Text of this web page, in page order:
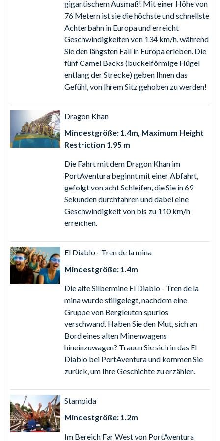
Kingdom of Cambodia, wo ein interaktives Flussabenteuer
für die ganze Familie auf Sie wartet. Steigen Sie am Tempel
in Ihr Boot, begeben Sie sich auf eine wasserreiche Reise
durch den Dschungel und feuern Sie mit Wasserwerfern auf
Pythonschlangen, Affen und Tiger, die sich Ihnen in den Weg
stellen. Verfehlen Sie nicht Ihr Ziel, sonst werden Sie nicht
durchgelassen. Ganz am Ende steht eine Seeschlacht an –
wer wird gewinnen?
Jüngere Kinder werden SésamoAventura lieben – hier
warten zahlreiche Attraktionen, Spiele und Rides, die von
der Sesamstraße inspiriert sind. In diesem
familienfreundlichen Bereich können Sie Ihre
einen faszinierenden Rundflug hoch über SésamoAventura
mit Coco Piloto antreten. Zu bestimmten Tageszeiten
werden Sie unweigerlich die Hüften zu den ansteckenden
Rhythmen und Beats der Aloha Tahiti Show schwingen –
Livemusik und Tanz werden Ihnen ein bleibendes Lächeln ins
Gesicht zaubern.
PortAventura Tickets
Erhalten Sie sogenannte gate-ready digitale Tickets, die Sie
nach Bestellung von AttractionTickets.com sofort nutzen
können. Fast-track entry, mit dem Sie die Warteschlangen
überspringen ist ebenfalls inbegriffen!
Laden Sie Ihr Ticket einfach auf Ihr Smartphone herunter
oder drucken Sie es im Voraus aus und scannen den QR
Code am Eingang für direkten Eingang in PortAventura.
PortAventura Einzelticket
PortAventura Tagesticket einen Tag voller aufregender
Attraktionen, rasanter Wasserfahrten und farbenfroher
Shows im PortAventura Park.
gigantischem Ausmaß! Mit einer Höhe von
76 Metern ist sie die höchste und schnellste
Achterbahn in Europa und erreicht
Geschwindigkeiten von 134 km/h, während
Sie den längsten Fall in Europa erleben. Die
fünf Camel Backs (buckelförmige Hügel
entlang der Strecke) geben Ihnen das
Gefühl, von Ihrem Sitz gehoben zu werden!
Dragon Khan
Mindestgröße: 1.4m, Maximum Height
Restriction 1.95 m
Die Fahrt mit dem Dragon Khan im
PortAventura beginnt mit einer Abfahrt,
gefolgt von acht Schleifen, die Sie in 69
Sekunden durchfahren und dabei eine
Geschwindigkeit von bis zu 110 km/h
erreichen.
El Diablo - Tren de la mina
Mindestgröße: 1.4m
Die alte Silbermine El Diablo - Tren de la
mina wurde stillgelegt, nachdem eine
Gruppe von Bergleuten spurlos
verschwand. Haben Sie den Mut, sich an
Bord eines alten Minenwagens
hineinzuwagen? Trauen Sie sich in das El
Diablo bei PortAventura und kommen Sie
zurück, um Ihre Geschichte zu erzählen.
Stampida
Mindestgröße: 1.2m
Im Bereich Far West von PortAventura